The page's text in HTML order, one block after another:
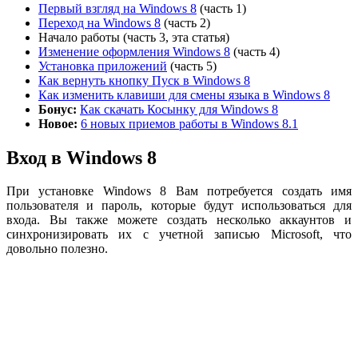
Первый взгляд на Windows 8 (часть 1)
Переход на Windows 8 (часть 2)
Начало работы (часть 3, эта статья)
Изменение оформления Windows 8 (часть 4)
Установка приложений (часть 5)
Как вернуть кнопку Пуск в Windows 8
Как изменить клавиши для смены языка в Windows 8
Бонус: Как скачать Косынку для Windows 8
Новое: 6 новых приемов работы в Windows 8.1
Вход в Windows 8
При установке Windows 8 Вам потребуется создать имя
пользователя и пароль, которые будут использоваться для
входа. Вы также можете создать несколько аккаунтов и
синхронизировать их с учетной записью Microsoft, что
довольно полезно.